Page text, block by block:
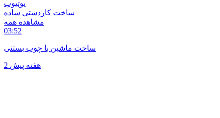
یوتیوب
ساخت کاردستی ساده
مشاهده همه
03:52
ساخت ماشین با چوب بستنی
2 هفته پیش